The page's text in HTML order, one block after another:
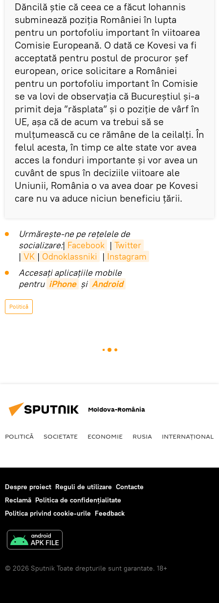
Dăncilă știe că ceea ce a făcut Iohannis
subminează poziția României în lupta
pentru un portofoliu important în viitoarea
Comisie Europeană. O dată ce Kovesi va fi
acceptată pentru postul de procuror șef
european, orice solicitare a României
pentru un portofoliu important în Comisie
se va lovi de observația că Bucureștiul și-a
primit deja ”răsplata” și o poziție de vârf în
UE, așa că de acum va trebui să se
mulțumească cu ce rămâne de la ceilalți. În
felul acesta, în timp ce alte state vor avea
acces la fonduri importante și vor avea un
cuvânt de spus în deciziile viitoare ale
Uniunii, România o va avea doar pe Kovesi
care nu va aduce niciun beneficiu țării.
Urmărește-ne pe rețelele de
socializare:| Facebook | Twitter
| VK | Odnoklassniki | Instagram
Accesaţi aplicaţiile mobile
pentru iPhone și Android
Politică
Moldova-România
POLITICĂ SOCIETATE ECONOMIE RUSIA INTERNAŢIONAL
Despre proiect Reguli de utilizare Contacte
Reclamă Politica de confidențialitate
Politica privind cookie-urile Feedback
© 2026 Sputnik Toate drepturile sunt garantate. 18+